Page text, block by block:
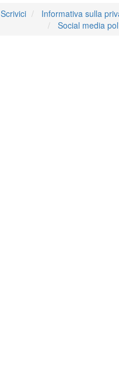
Scrivici
Informativa sulla
Social media